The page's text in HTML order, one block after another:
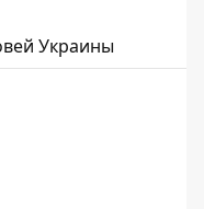
Украины